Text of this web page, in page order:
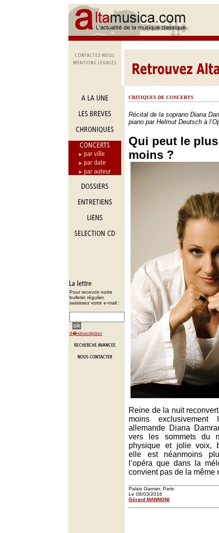
Pour recevoir notre
bulletin régulier,
saisissez votre e-mail :
d�sinscription
CRITIQUES DE CONCERTS
Récital de la soprano Diana
piano par Helmut Deutsch à
Qui peut le
moins ?
Reine de la nuit
moins exclusivement
allemande Diana
vers les sommets du
physique et jolie voix,
elle est néanmoins
l’opéra que dans la
convient pas de la même
Palais Garnier, Paris
Le 08/03/2016
Gérard MANNONI